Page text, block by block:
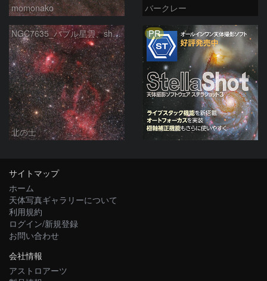
momonako バークレー
NGC7635_バブル星雲、sh2-157_くわがた星雲
北の士
PR
サイトマップ
ホーム
天体写真ギャラリーについて
利用規約
ログイン/新規登録
お問い合わせ
会社情報
アストロアーツ